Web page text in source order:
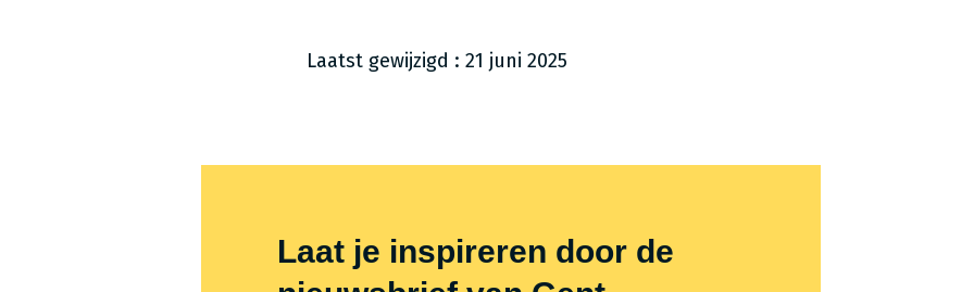
Laatst gewijzigd : 21 juni 2025
Laat je inspireren door de